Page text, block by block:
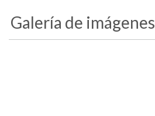
Galería de imágenes